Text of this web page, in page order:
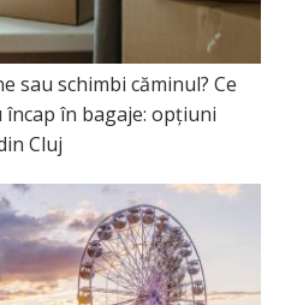
sau schimbi căminul? Ce
în bagaje: opțiuni
Cluj